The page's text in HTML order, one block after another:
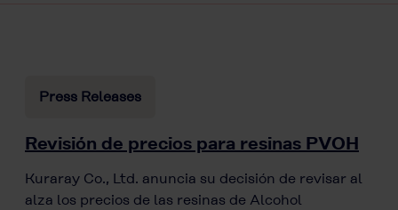
Press Releases
Revisión de precios para resinas PVOH
Kuraray Co., Ltd. anuncia su decisión de revisar al
alza los precios de las resinas de Alcohol